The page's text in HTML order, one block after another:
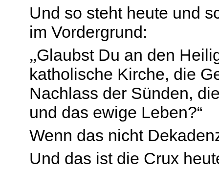
Und so steht heute und
im Vordergrund:
„Glaubst Du an den
katholische Kirche, die
Nachlass der Sünden,
und das ewige Leben?“
Wenn das nicht
Und das ist die Crux